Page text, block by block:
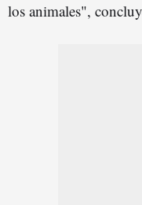
los animales",